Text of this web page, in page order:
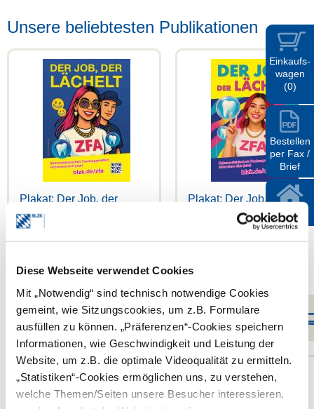
Diese Webseite verwendet Cookies
Mit „Notwendig“ sind technisch notwendige Cookies
gemeint, wie Sitzungscookies, um z.B. Formulare
ausfüllen zu können. „Präferenzen“-Cookies speichern
Informationen, wie Geschwindigkeit und Leistung der
Website, um z.B. die optimale Videoqualität zu ermitteln.
„Statistiken“-Cookies ermöglichen uns, zu verstehen,
welche Themen/Seiten unsere Besucher interessieren,
Einkaufs-
wagen
(0)
Zur Kasse
Bestellen
per Fax /
Brief
BLZK
Unsere beliebtesten Publikationen
Plakat: Der Job, der
lächelt (2)
EUR 0,00
1 Stück
Plakat: Der Job, der
EUR 0,00
1 Stück